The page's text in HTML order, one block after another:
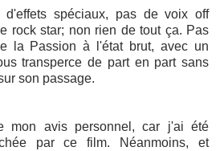
spéciaux, pas de voix off
rock star; non rien de tout ça. Pas
la Passion à l'état brut, avec un
transperce de part en part sans
son passage.
mon avis personnel, car j'ai été
par ce film. Néanmoins, et